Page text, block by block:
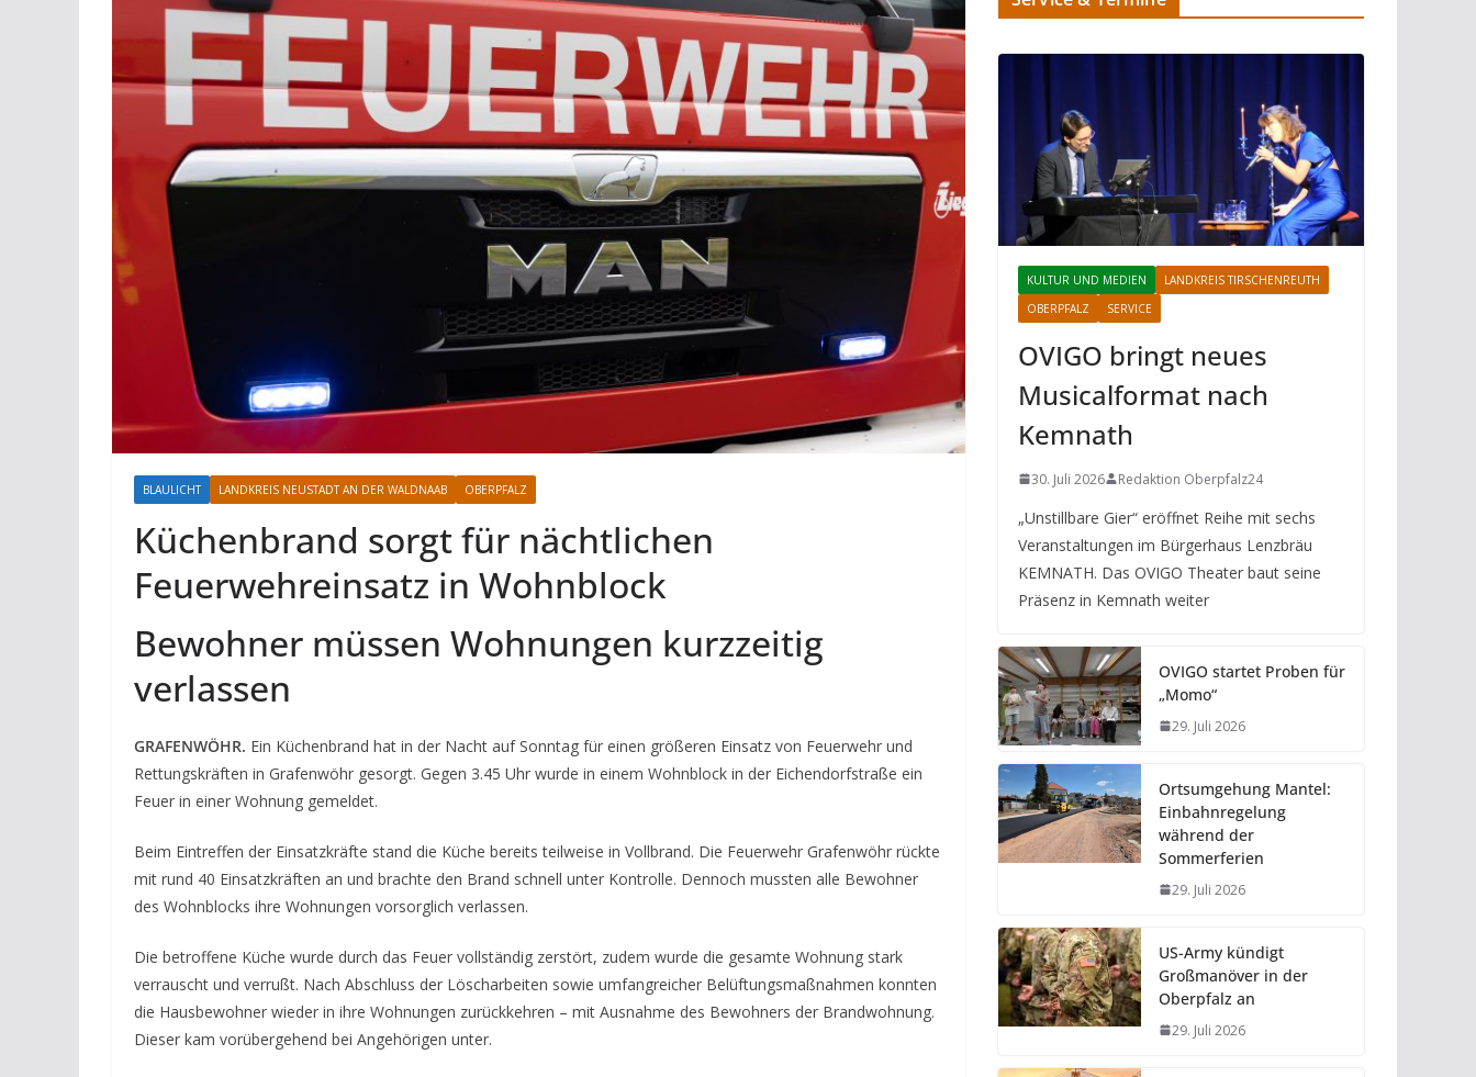
BLAULICHT LANDKREIS NEUSTADT AN DER WALDNAAB OBERPFALZ
Küchenbrand sorgt für nächtlichen
Feuerwehreinsatz in Wohnblock
Bewohner müssen Wohnungen kurzzeitig
verlassen
GRAFENWÖHR. Ein Küchenbrand hat in der Nacht auf Sonntag für einen größeren Einsatz von Feuerwehr und
Rettungskräften in Grafenwöhr gesorgt. Gegen 3.45 Uhr wurde in einem Wohnblock in der Eichendorfstraße ein
Feuer in einer Wohnung gemeldet.
Beim Eintreffen der Einsatzkräfte stand die Küche bereits teilweise in Vollbrand. Die Feuerwehr Grafenwöhr rückte
mit rund 40 Einsatzkräften an und brachte den Brand schnell unter Kontrolle. Dennoch mussten alle Bewohner
des Wohnblocks ihre Wohnungen vorsorglich verlassen.
Die betroffene Küche wurde durch das Feuer vollständig zerstört, zudem wurde die gesamte Wohnung stark
verrauscht und verrußt. Nach Abschluss der Löscharbeiten sowie umfangreicher Belüftungsmaßnahmen konnten
die Hausbewohner wieder in ihre Wohnungen zurückkehren – mit Ausnahme des Bewohners der Brandwohnung.
Dieser kam vorübergehend bei Angehörigen unter.
KULTUR UND MEDIEN
LANDKREIS TIRSCHENREUTH
OBERPFALZ
SERVICE
OVIGO bringt neues
Musicalformat nach
Kemnath
30. Juli 2026 Redaktion Oberpfalz24
„Unstillbare Gier“ eröffnet Reihe mit sechs
Veranstaltungen im Bürgerhaus Lenzbräu
KEMNATH. Das OVIGO Theater baut seine
Präsenz in Kemnath weiter
OVIGO startet Proben für
„Momo“
29. Juli 2026
Ortsumgehung Mantel:
Einbahnregelung
während der
Sommerferien
29. Juli 2026
US-Army kündigt
Großmanöver in der
Oberpfalz an
29. Juli 2026